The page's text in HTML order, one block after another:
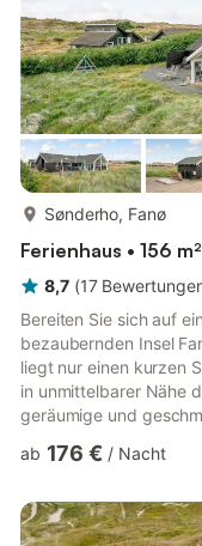
Sønderho, Fanø
Ferienhaus • 156
8,7 (17
Bereiten Sie sich auf
bezaubernden Insel
liegt nur einen kurzen
in unmittelbarer Nähe
geräumige und
ohne auf Komfort
großen bodentiefen
Für Unterhaltung sorgt
ab 176 € / Nacht